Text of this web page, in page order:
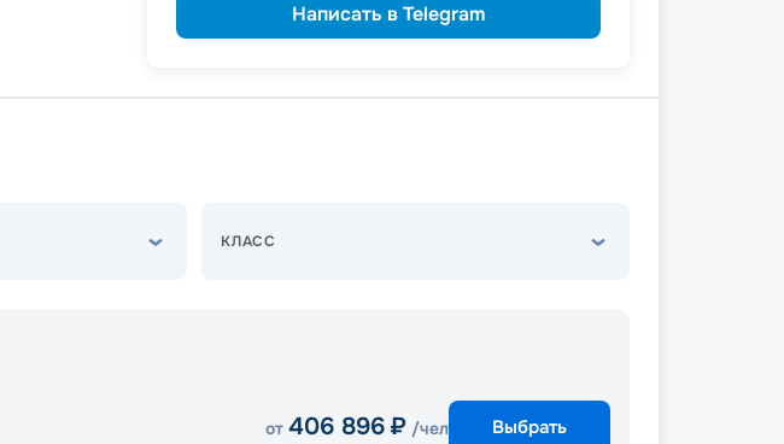
Написать в Telegram
КЛАСС
от 406 896 ₽ /чел Выбрать